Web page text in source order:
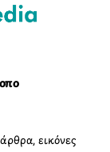
εικόνες